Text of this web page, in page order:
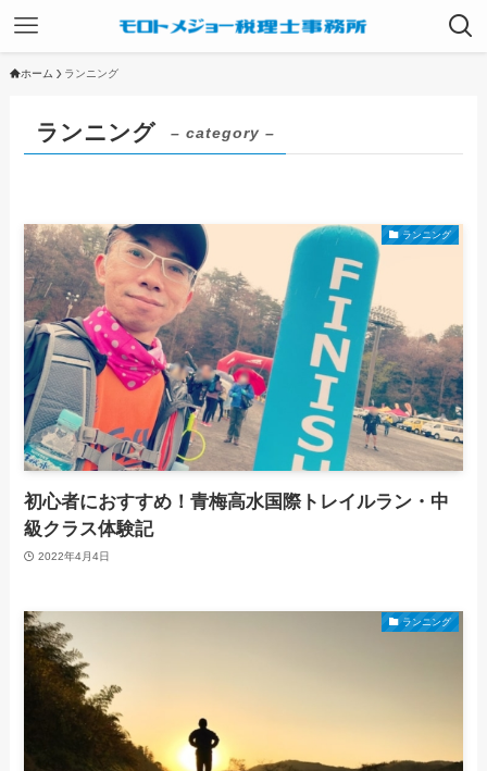
ホーム ランニング
ランニング – category –
ランニング
初心者におすすめ！青梅高水国際トレイルラン・中
級クラス体験記
2022年4月4日
ランニング